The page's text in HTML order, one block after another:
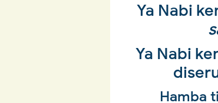
Ya Nabi
Ya Nabi
Hamba